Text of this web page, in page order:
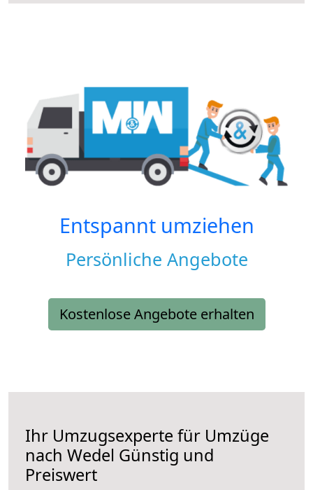
Entspannt umziehen
Persönliche Angebote
Kostenlose Angebote erhalten
Ihr Umzugsexperte für Umzüge
nach Wedel Günstig und
Preiswert